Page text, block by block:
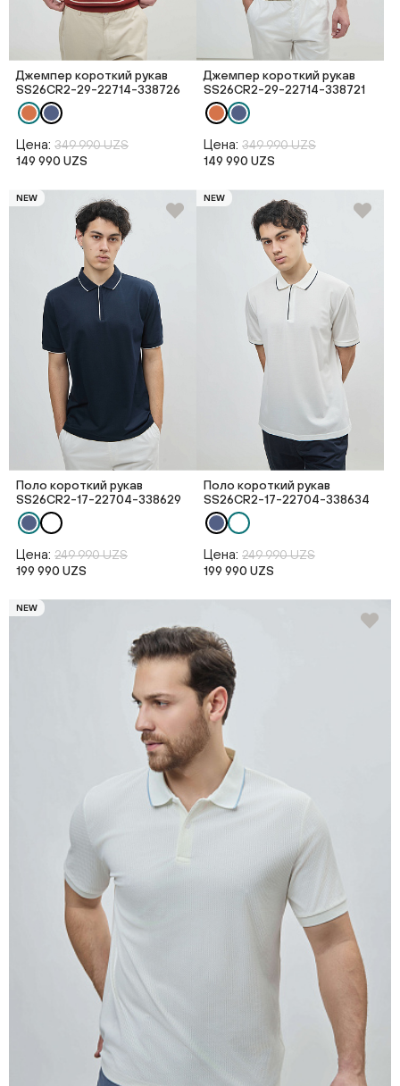
Джемпер короткий рукав
SS26CR2-29-22714-338726
Цена: 349 990 UZS
149 990 UZS
Джемпер короткий рукав
SS26CR2-29-22714-338721
Цена: 349 990 UZS
149 990 UZS
NEW
Поло короткий рукав
SS26CR2-17-22704-338629
Цена: 249 990 UZS
199 990 UZS
NEW
Поло короткий рукав
SS26CR2-17-22704-338634
Цена: 249 990 UZS
199 990 UZS
NEW